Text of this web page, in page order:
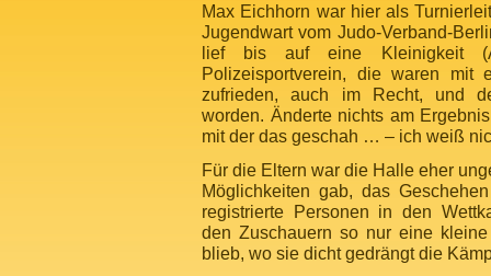
Max Eichhorn war hier als
Jugendwart vom Judo-Verband-
lief bis auf eine Kleinigkeit
Polizeisportverein, die waren mit
zufrieden, auch im Recht, und
worden. Änderte nichts am
mit der das geschah … – ich weiß
Für die Eltern war die Halle eher
Möglichkeiten gab, das
registrierte Personen in den
den Zuschauern so nur eine
blieb, wo sie dicht gedrängt die